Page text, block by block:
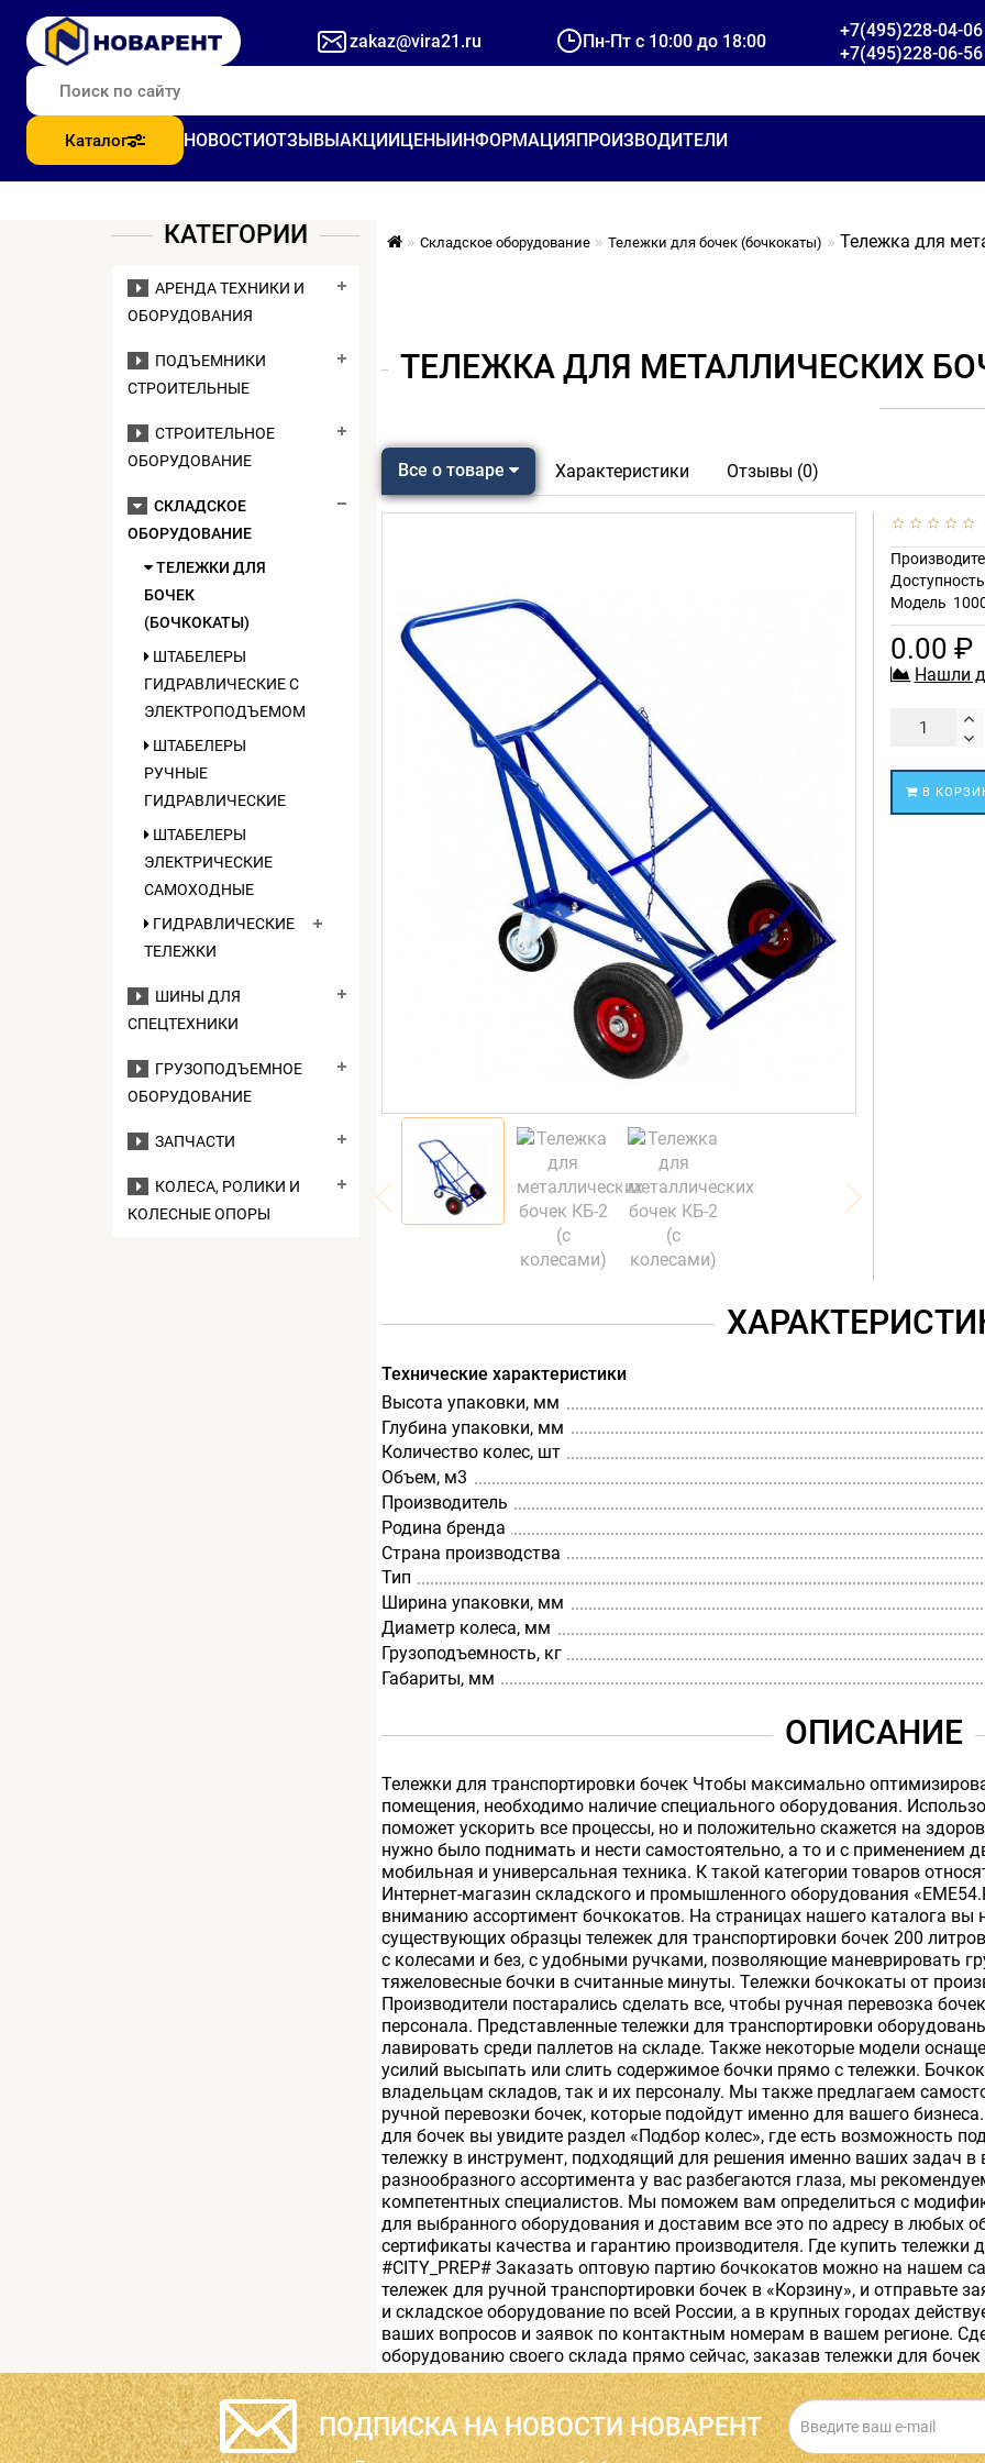
zakaz@vira21.ru Пн-Пт с 10:00 до 18:00
+7(495)228-04-06
+7(495)228-06-56
Каталог НОВОСТИОТЗЫВЫАКЦИИЦЕНЫИНФОРМАЦИЯПРОИЗВОДИТЕЛИ
КАТЕГОРИИ
АРЕНДА ТЕХНИКИ И
ОБОРУДОВАНИЯ
ПОДЪЕМНИКИ
СТРОИТЕЛЬНЫЕ
СТРОИТЕЛЬНОЕ
ОБОРУДОВАНИЕ
СКЛАДСКОЕ
ОБОРУДОВАНИЕ
ТЕЛЕЖКИ ДЛЯ
БОЧЕК
(БОЧКОКАТЫ)
ШТАБЕЛЕРЫ
ГИДРАВЛИЧЕСКИЕ C
ЭЛЕКТРОПОДЪЕМОМ
ШТАБЕЛЕРЫ
РУЧНЫЕ
ГИДРАВЛИЧЕСКИЕ
ШТАБЕЛЕРЫ
ЭЛЕКТРИЧЕСКИЕ
САМОХОДНЫЕ
ГИДРАВЛИЧЕСКИЕ
ТЕЛЕЖКИ
ШИНЫ ДЛЯ
СПЕЦТЕХНИКИ
ГРУЗОПОДЪЕМНОЕ
ОБОРУДОВАНИЕ
ЗАПЧАСТИ
КОЛЕСА, РОЛИКИ И
КОЛЕСНЫЕ ОПОРЫ
Складское оборудование Тележки для бочек (бочкокаты) Тележка для
ТЕЛЕЖКА ДЛЯ МЕТАЛЛИЧЕСКИХ
Все о товаре Характеристики Отзывы (0)
Модель
0.00 ₽
Нашли
В
Технические характеристики
Высота упаковки, мм
Глубина упаковки, мм
Количество колес, шт
Объем, м3
Производитель
Родина бренда
Страна производства
Тип
Ширина упаковки, мм
Диаметр колеса, мм
Грузоподъемность, кг
Габариты, мм
ОПИСАНИЕ
Тележки для транспортировки бочек Чтобы максимально
помещения, необходимо наличие специального оборудования.
поможет ускорить все процессы, но и положительно скажется на
нужно было поднимать и нести самостоятельно, а то и с применением
мобильная и универсальная техника. К такой категории товаров
Интернет-магазин складского и промышленного оборудования
вниманию ассортимент бочкокатов. На страницах нашего каталога вы
существующих образцы тележек для транспортировки бочек 200
с колесами и без, с удобными ручками, позволяющие маневрировать
тяжеловесные бочки в считанные минуты. Тележки бочкокаты от
Производители постарались сделать все, чтобы ручная перевозка
персонала. Представленные тележки для транспортировки
лавировать среди паллетов на складе. Также некоторые модели
усилий высыпать или слить содержимое бочки прямо с тележки.
владельцам складов, так и их персоналу. Мы также предлагаем
ручной перевозки бочек, которые подойдут именно для вашего
для бочек вы увидите раздел «Подбор колес», где есть возможность
тележку в инструмент, подходящий для решения именно ваших задач в
разнообразного ассортимента у вас разбегаются глаза, мы
компетентных специалистов. Мы поможем вам определиться с
для выбранного оборудования и доставим все это по адресу в любых
сертификаты качества и гарантию производителя. Где купить тележки
#CITY_PREP# Заказать оптовую партию бочкокатов можно на нашем
тележек для ручной транспортировки бочек в «Корзину», и отправьте
и складское оборудование по всей России, а в крупных городах
ваших вопросов и заявок по контактным номерам в вашем регионе.
оборудованию своего склада прямо сейчас, заказав тележки для
ПОДПИСКА НА НОВОСТИ НОВАРЕНТ